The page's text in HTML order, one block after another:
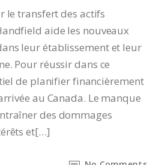
le transfert des actifs
aide les nouveaux
leur établissement et leur
Pour réussir dans ce
de planifier financièrement
au Canada. Le manque
des dommages
et[…]